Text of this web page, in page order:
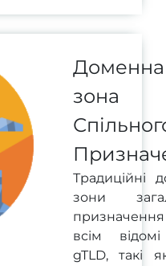
Доменна
зона
Традиційні
зони
всім
gTLD, такі